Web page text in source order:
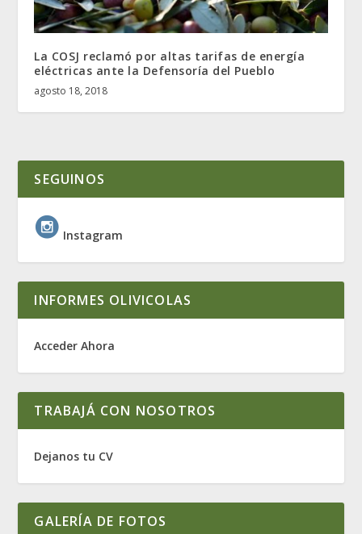
La COSJ reclamó por altas tarifas de energía
eléctricas ante la Defensoría del Pueblo
agosto 18, 2018
SEGUINOS
Instagram
INFORMES OLIVICOLAS
Acceder Ahora
TRABAJÁ CON NOSOTROS
Dejanos tu CV
GALERÍA DE FOTOS